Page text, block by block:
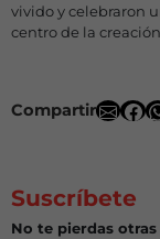
vivido y celebraron
centro de la creación.
Compartir
Suscríbete
No te pierdas